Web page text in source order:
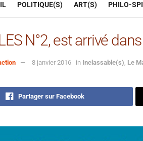
POLITIQUE(S) ART(S) PHILO-
N°2, est arrivé
8 janvier 2016 in Inclassable(s) Le
Partager sur Facebook